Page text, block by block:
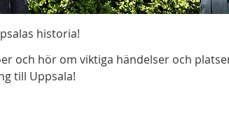
historia!
och hör om viktiga händelser och
till Uppsala!